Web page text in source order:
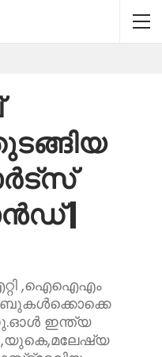
|
,ഐഐഎം
ഇന്ത്യ
,യുകെ,മലേഷ്യ